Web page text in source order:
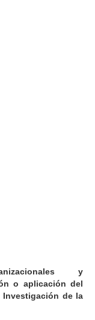
y
o aplicación del
de la